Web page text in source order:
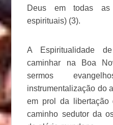
Deus em todas as
espirituais) (3).
A Espiritualidade
caminhar na Boa
sermos
instrumentalização do
em prol da libertação
caminho sedutor da